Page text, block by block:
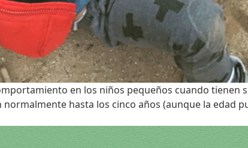
en los niños pequeños cuando tienen
hasta los cinco años (aunque la edad